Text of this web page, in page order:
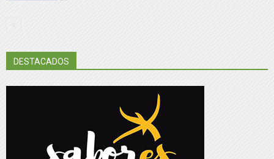
DESTACADOS